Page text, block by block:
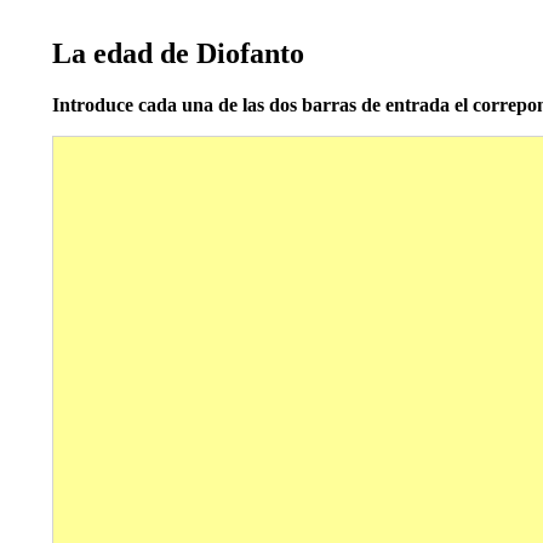
La edad de Diofanto
Introduce cada una de las dos barras de entrada el